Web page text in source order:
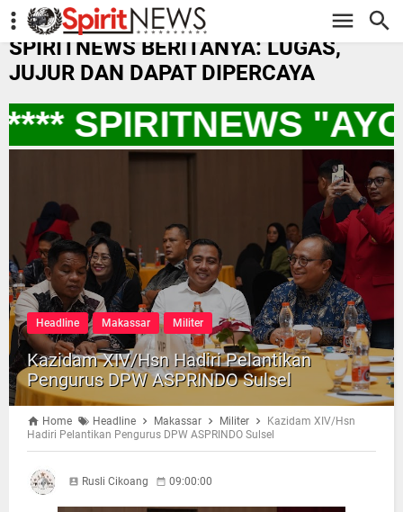
-->
SPIRITNEWS BERITANYA: LUGAS,
JUJUR DAN DAPAT DIPERCAYA
SPIRITNEWS "AYO
Headline Makassar Militer
Kazidam XIV/Hsn Hadiri Pelantikan
Pengurus DPW ASPRINDO Sulsel
Home Headline Makassar Militer
Kazidam XIV/Hsn
Hadiri Pelantikan Pengurus DPW ASPRINDO Sulsel
Rusli Cikoang 09:00:00